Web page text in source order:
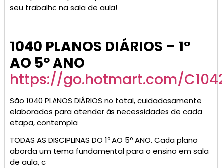
seu trabalho na sala de aula!
1040 PLANOS DIÁRIOS – 1º
AO 5º ANO
https://go.hotmart.com/
São 1040 PLANOS DIÁRIOS no total, cuidadosamente
elaborados para atender às necessidades de cada
etapa, contempla
TODAS AS DISCIPLINAS DO 1º AO 5º ANO. Cada plano
aborda um tema fundamental para o ensino em sala
de aula, c